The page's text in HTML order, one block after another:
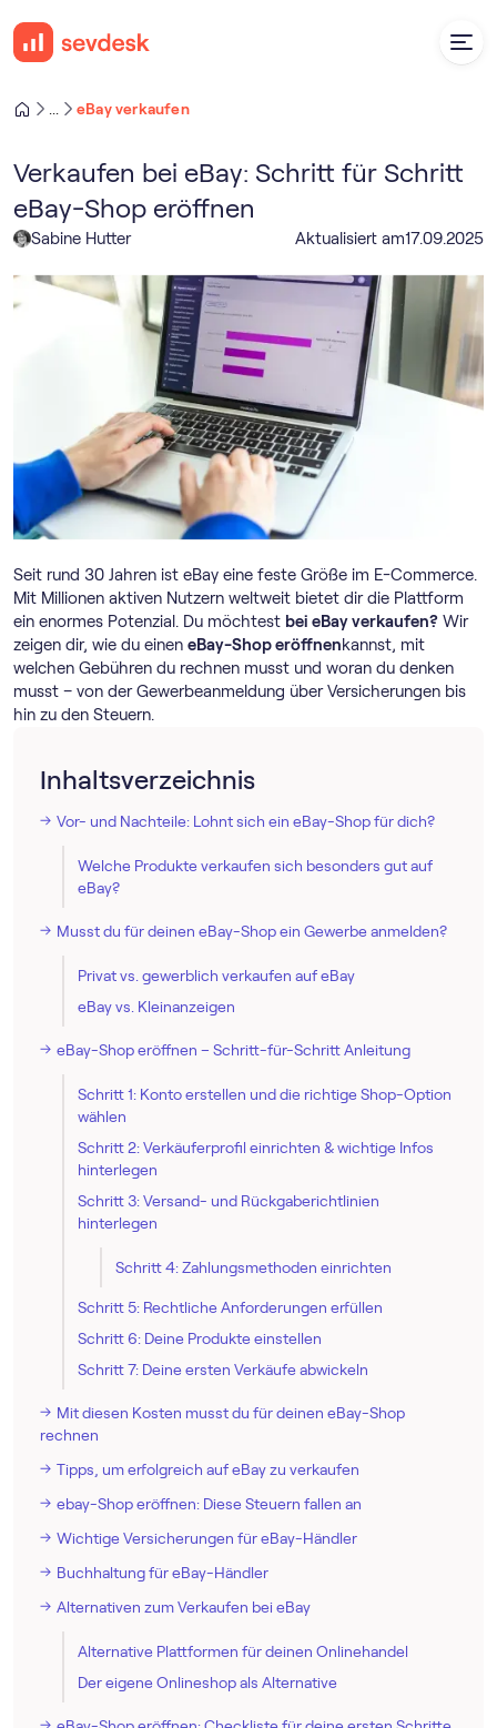
eBay verkaufen
Verkaufen bei eBay: Schritt für Schritt
eBay-Shop eröffnen
Sabine Hutter Aktualisiert am17.09.2025
Seit rund 30 Jahren ist eBay eine feste Größe im E-Commerce.
Mit Millionen aktiven Nutzern weltweit bietet dir die Plattform
ein enormes Potenzial. Du möchtest bei eBay verkaufen? Wir
zeigen dir, wie du einen eBay-Shop eröffnenkannst, mit
welchen Gebühren du rechnen musst und woran du denken
musst – von der Gewerbeanmeldung über Versicherungen bis
hin zu den Steuern.
Inhaltsverzeichnis
Vor- und Nachteile: Lohnt sich ein eBay-Shop für dich?
Welche Produkte verkaufen sich besonders gut auf
eBay?
Musst du für deinen eBay-Shop ein Gewerbe anmelden?
Privat vs. gewerblich verkaufen auf eBay
eBay vs. Kleinanzeigen
eBay-Shop eröffnen – Schritt-für-Schritt Anleitung
Schritt 1: Konto erstellen und die richtige Shop-Option
wählen
Schritt 2: Verkäuferprofil einrichten & wichtige Infos
hinterlegen
Schritt 3: Versand- und Rückgaberichtlinien
hinterlegen
Schritt 4: Zahlungsmethoden einrichten
Schritt 5: Rechtliche Anforderungen erfüllen
Schritt 6: Deine Produkte einstellen
Schritt 7: Deine ersten Verkäufe abwickeln
Mit diesen Kosten musst du für deinen eBay-Shop
rechnen
Tipps, um erfolgreich auf eBay zu verkaufen
ebay-Shop eröffnen: Diese Steuern fallen an
Wichtige Versicherungen für eBay-Händler
Buchhaltung für eBay-Händler
Alternativen zum Verkaufen bei eBay
Alternative Plattformen für deinen Onlinehandel
Der eigene Onlineshop als Alternative